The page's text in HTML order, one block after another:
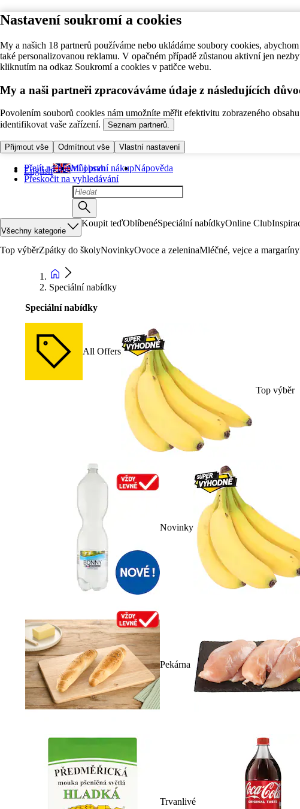
Nastavení soukromí a cookies
My a našich 18 partnerů používáme nebo ukládáme soubory cookies,
také personalizovanou reklamu. V opačném případě zůstanou aktivní jen
kliknutím na odkaz Soukromí a cookies v patičce webu.
My a naši partneři zpracováváme údaje z následujících
Povolením souborů cookies nám umožníte měřit efektivitu zobrazeného
identifikovat vaše zařízení.
Seznam partnerů.
Přijmout vše Odmítnout vše Vlastní nastavení
Přejít na hlavní obsah
Přeskočit na vyhledávání
English Můj první nákupNápověda
Všechny kategorie
Koupit teďOblíbenéSpeciální nabídkyOnline Club
Top výběrZpátky do školyNovinkyOvoce a zeleninaMléčné, vejce a margaríny
Speciální nabídky
Speciální nabídky
All Offers
Top výběr
Novinky
Pekárna
Trvanlivé